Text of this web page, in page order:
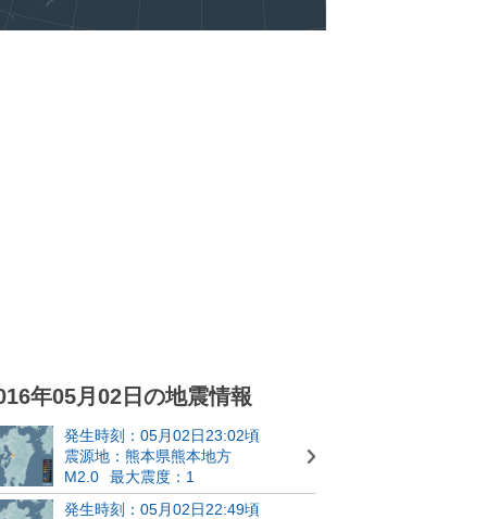
年05月02日の地震情報
発生時刻：05月02日23:02頃
震源地：熊本県熊本地方
M2.0
最大震度：1
発生時刻：05月02日22:49頃